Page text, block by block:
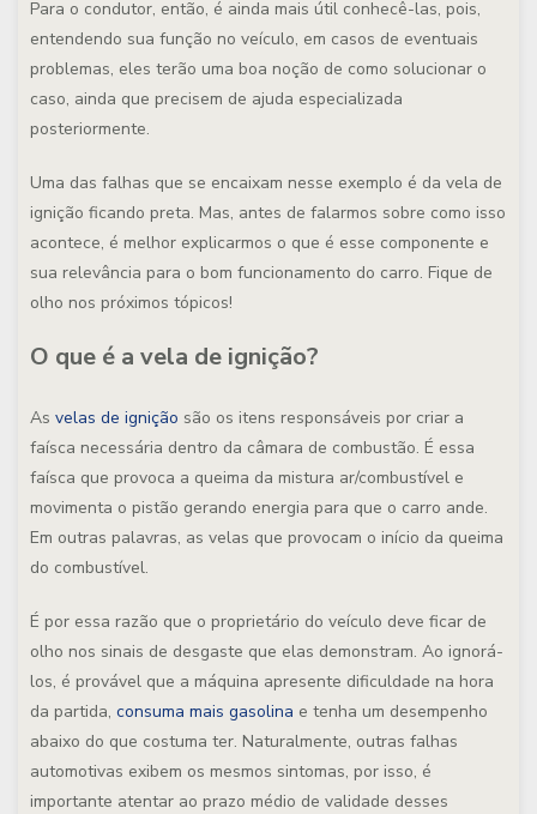
Para o condutor, então, é ainda mais útil conhecê-las, pois,
entendendo sua função no veículo, em casos de eventuais
problemas, eles terão uma boa noção de como solucionar o
caso, ainda que precisem de ajuda especializada
posteriormente.
Uma das falhas que se encaixam nesse exemplo é da vela de
ignição ficando preta. Mas, antes de falarmos sobre como isso
acontece, é melhor explicarmos o que é esse componente e
sua relevância para o bom funcionamento do carro. Fique de
olho nos próximos tópicos!
O que é a vela de ignição?
As velas de ignição são os itens responsáveis por criar a
faísca necessária dentro da câmara de combustão. É essa
faísca que provoca a queima da mistura ar/combustível e
movimenta o pistão gerando energia para que o carro ande.
Em outras palavras, as velas que provocam o início da queima
do combustível.
É por essa razão que o proprietário do veículo deve ficar de
olho nos sinais de desgaste que elas demonstram. Ao ignorá-
los, é provável que a máquina apresente dificuldade na hora
da partida, consuma mais gasolina e tenha um desempenho
abaixo do que costuma ter. Naturalmente, outras falhas
automotivas exibem os mesmos sintomas, por isso, é
importante atentar ao prazo médio de validade desses